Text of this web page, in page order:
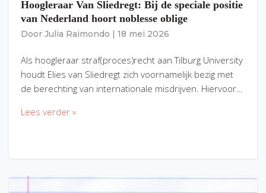
Hoogleraar Van Sliedregt: Bij de speciale positie
van Nederland hoort noblesse oblige
Door Julia Raimondo 18 mei 2026
Als hoogleraar straf(proces)recht aan Tilburg University
houdt Elies van Sliedregt zich voornamelijk bezig met
de berechting van internationale misdrijven. Hiervoor…
Lees verder »